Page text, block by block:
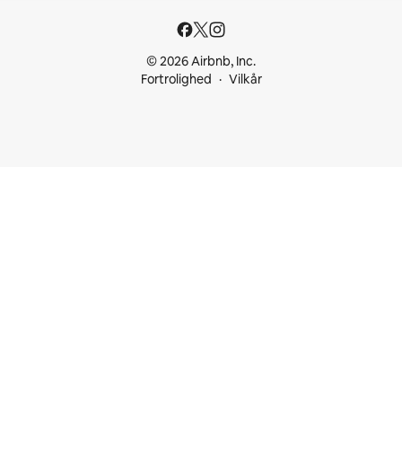
© 2026 Airbnb, Inc.
Fortrolighed
Vilkår